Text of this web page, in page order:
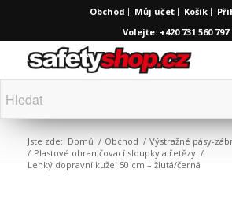
Obchod Můj účet Košík
Volejte: +420 731 560 797
Jste zde: Domů / Obchod / Výstražné pásy-
/ Plastové ohraničovací sloupky a řetězy /
Lehký dopravní kužel 50 cm – žlutá/černá